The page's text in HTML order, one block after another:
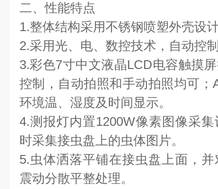
二、性能特点
1.整体结构采用不锈钢喷塑外壳设
2.采用光、电、数控技术，自动控
3.彩色7寸中文液晶LCD电容触摸
控制，自动拍照和手动拍照均可；
环境温、湿度及时间显示。
4.测报灯内置1200W像素图像采
时采集接虫盘上的虫体图片。
5.虫体洒落平铺在接虫盘上面，
震动分散平整处理。